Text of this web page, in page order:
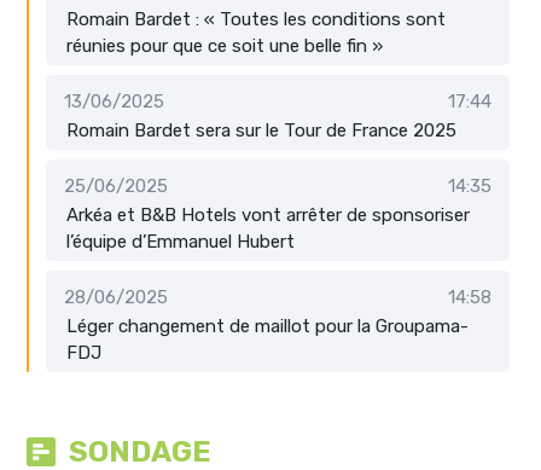
Romain Bardet : « Toutes les conditions sont
réunies pour que ce soit une belle fin »
13/06/2025
17:44
Romain Bardet sera sur le Tour de France 2025
25/06/2025
14:35
Arkéa et B&B Hotels vont arrêter de sponsoriser
l’équipe d’Emmanuel Hubert
28/06/2025
14:58
Léger changement de maillot pour la Groupama-
FDJ
SONDAGE